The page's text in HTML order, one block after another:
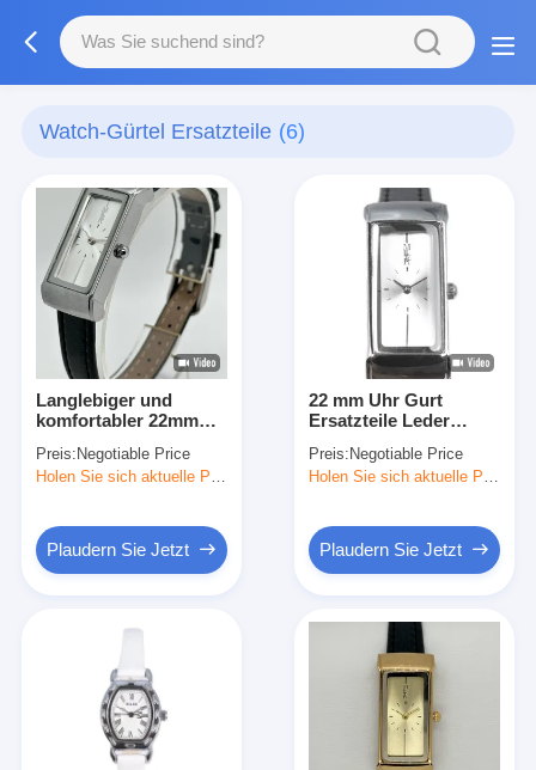
Watch-Gürtel Ersatzteile (6)
Langlebiger und
komfortabler 22mm
Preis: Negotiable Price
Holen Sie sich aktuelle Preis
Plaudern Sie Jetzt
22 mm Uhr Gurt
Ersatzteile Leder
langlebiger Buckel
Preis: Negotiable Price
Holen Sie sich aktuelle Preis
Plaudern Sie Jetzt